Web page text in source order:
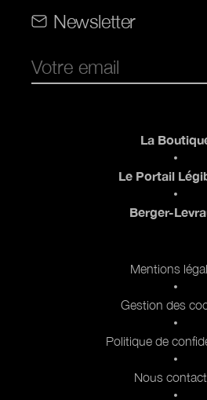
Newsletter
La
Le Portail
Berger-
Mentions
Gestion des
Politique de
Nous